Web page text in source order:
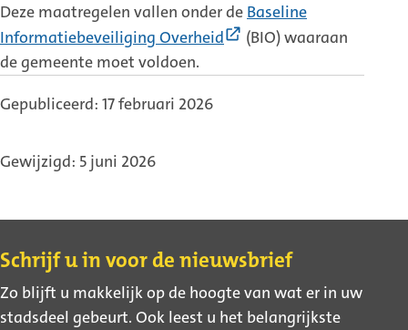
Deze maatregelen vallen onder de Baseline
Informatiebeveiliging Overheid
(Externe
(BIO) waaraan
de gemeente moet voldoen.
Gepubliceerd: 17 februari 2026
Gewijzigd: 5 juni 2026
Contact
Schrijf u in voor de nieuwsbrief
Zo blijft u makkelijk op de hoogte van wat er in uw
stadsdeel gebeurt. Ook leest u het belangrijkste